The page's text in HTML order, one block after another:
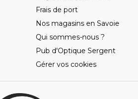
Frais de port
Nos magasins en Savoie
Qui sommes-nous ?
Pub d'Optique Sergent
Gérer vos cookies